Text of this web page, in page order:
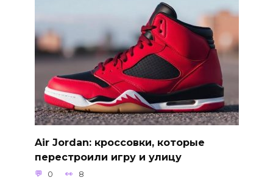
Air Jordan: кроссовки, которые
перестроили игру и улицу
0 8